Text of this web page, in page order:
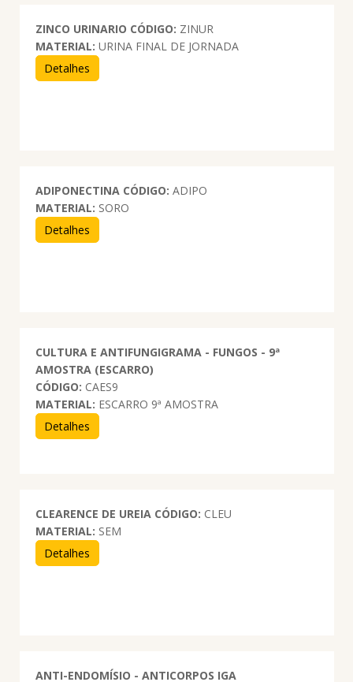
ZINCO URINARIO CÓDIGO: ZINUR
MATERIAL: URINA FINAL DE JORNADA
Detalhes
ADIPONECTINA CÓDIGO: ADIPO
MATERIAL: SORO
Detalhes
CULTURA E ANTIFUNGIGRAMA - FUNGOS - 9ª
AMOSTRA (ESCARRO)
CÓDIGO: CAES9
MATERIAL: ESCARRO 9ª AMOSTRA
Detalhes
CLEARENCE DE UREIA CÓDIGO: CLEU
MATERIAL: SEM
Detalhes
ANTI-ENDOMÍSIO - ANTICORPOS IGA